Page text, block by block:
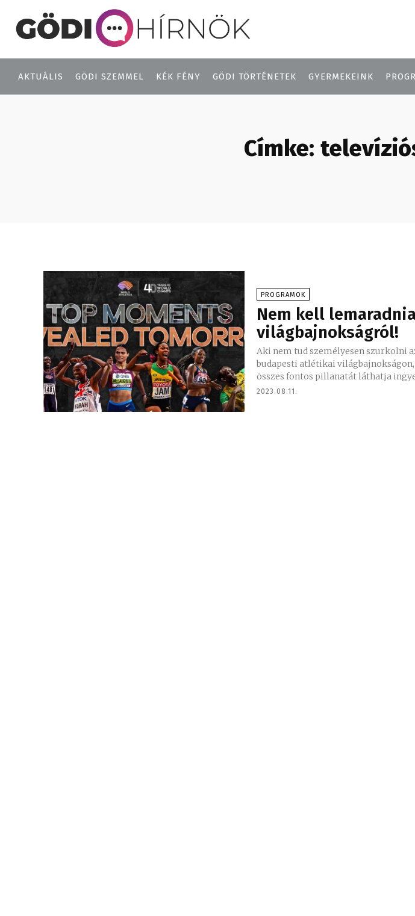
AKTUÁLIS GÖDI SZEMMEL KÉK FÉNY GÖDI TÖRTÉNETEK GYERMEKEINK
Címke:
PROGRAMOK
Nem kell
világbajnokságról!
Aki nem tud személyesen szurkolni
budapesti atlétikai
összes fontos pillanatát láthatja
2023.08.11.